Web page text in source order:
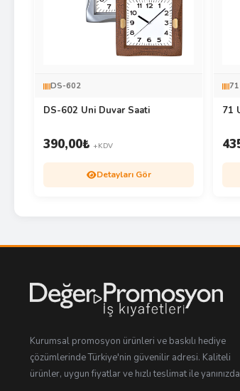
DS-602
DS-602 Uni Duvar Saati
390,00₺ +KDV
Detayları Gör
71
71
Kurumsal promosyon ürünleri ve baskılı hediye
çözümlerinde Türkiye'nin güvenilir adresi. Kaliteli
ürünler, uygun fiyatlar ve hızlı teslimat ile